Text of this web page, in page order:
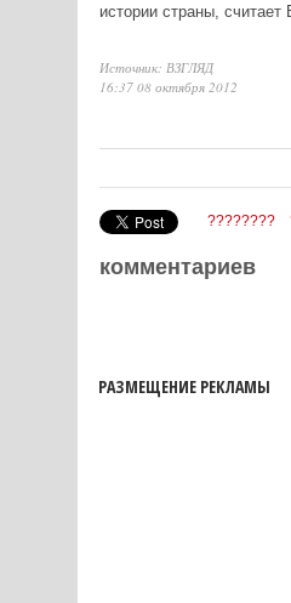
истории страны, считает
Источник: ВЗГЛЯД
16:37 08 октября 2012
????????
комментариев
РАЗМЕЩЕНИЕ РЕКЛАМЫ